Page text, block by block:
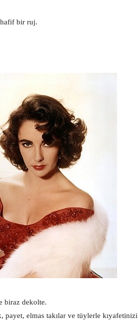
bir ruj.
biraz dekolte.
elmas takılar ve tüylerle kıyafetinizi